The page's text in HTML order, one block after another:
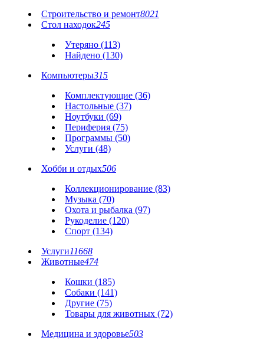
Строительство и ремонт8021
Стол находок245
Утеряно (113)
Найдено (130)
Компьютеры315
Комплектующие (36)
Настольные (37)
Ноутбуки (69)
Периферия (75)
Программы (50)
Услуги (48)
Хобби и отдых506
Коллекционирование (83)
Музыка (70)
Охота и рыбалка (97)
Рукоделие (120)
Спорт (134)
Услуги11668
Животные474
Кошки (185)
Собаки (141)
Другие (75)
Товары для животных (72)
Медицина и здоровье503